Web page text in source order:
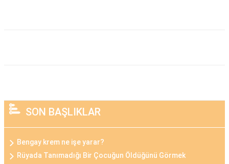
SON BAŞLIKLAR
Bengay krem ne işe yarar?
Rüyada Tanımadığı Bir Çocuğun Öldüğünü Görmek